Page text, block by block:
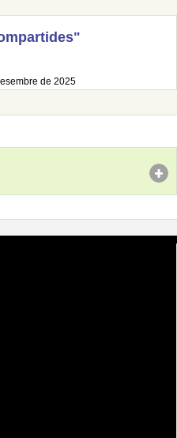
de 2025